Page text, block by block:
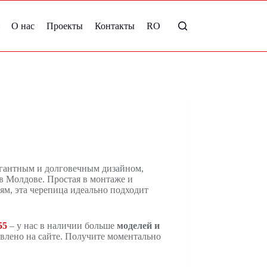
О нас Проекты Контакты RO
и долговечным дизайном,
Простая в монтаже и
эта черепица идеально подходит
– у нас в наличии большемоделей и
на сайте. Получите моментально